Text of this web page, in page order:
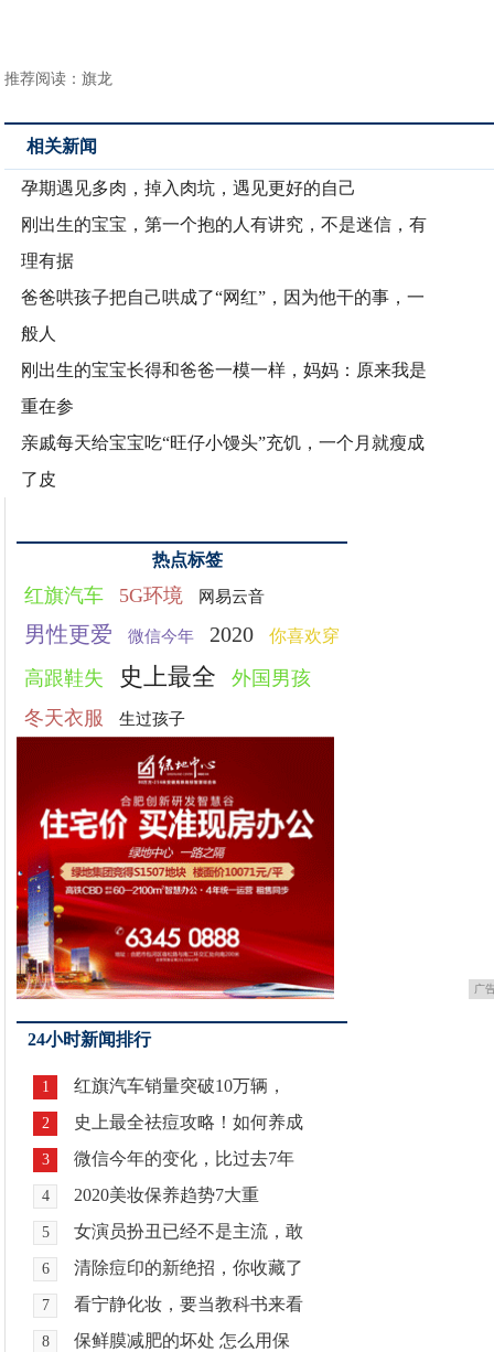
推荐阅读：旗龙
相关新闻
孕期遇见多肉，掉入肉坑，遇见更好的自己
刚出生的宝宝，第一个抱的人有讲究，不是迷信，有
理有据
爸爸哄孩子把自己哄成了“网红”，因为他干的事，一
般人
刚出生的宝宝长得和爸爸一模一样，妈妈：原来我是
重在参
亲戚每天给宝宝吃“旺仔小馒头”充饥，一个月就瘦成
了皮
热点标签
红旗汽车 5G环境 网易云音
男性更爱 微信今年 2020 你喜欢穿
高跟鞋失 史上最全
外国男孩
冬天衣服
生过孩子
广
24小时新闻排行
1 红旗汽车销量突破10万辆，
2 史上最全祛痘攻略！如何养成
3 微信今年的变化，比过去7年
4 2020美妆保养趋势7大重
5 女演员扮丑已经不是主流，敢
6 清除痘印的新绝招，你收藏了
7 看宁静化妆，要当教科书来看
8 保鲜膜减肥的坏处 怎么用保